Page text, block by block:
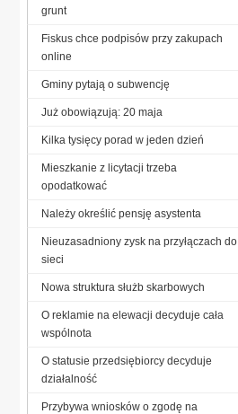
grunt
Fiskus chce podpisów przy zakupach
online
Gminy pytają o subwencję
Już obowiązują: 20 maja
Kilka tysięcy porad w jeden dzień
Mieszkanie z licytacji trzeba
opodatkować
Należy określić pensję asystenta
Nieuzasadniony zysk na przyłączach do
sieci
Nowa struktura służb skarbowych
O reklamie na elewacji decyduje cała
wspólnota
O statusie przedsiębiorcy decyduje
działalność
Przybywa wniosków o zgodę na